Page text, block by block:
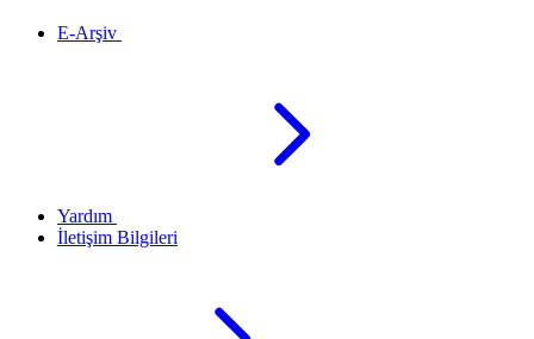
E-Arşiv
Yardım
İletişim Bilgileri